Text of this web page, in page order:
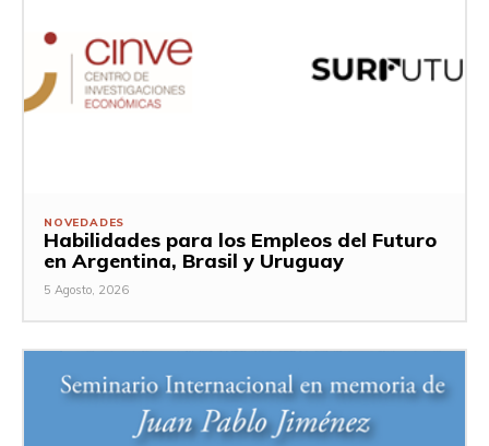
NOVEDADES
Habilidades para los Empleos del Futuro
en Argentina, Brasil y Uruguay
5 Agosto, 2026